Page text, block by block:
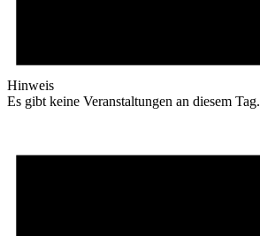
Hinweis
Es gibt keine Veranstaltungen an diesem Tag.